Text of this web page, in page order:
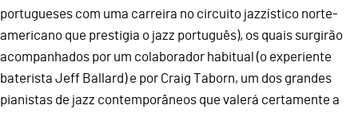
portugueses com uma carreira no circuito jazzístico norte-
americano que prestigia o jazz português), os quais surgirão
acompanhados por um colaborador habitual (o experiente
baterista Jeff Ballard) e por Craig Taborn, um dos grandes
pianistas de jazz contemporâneos que valerá certamente a